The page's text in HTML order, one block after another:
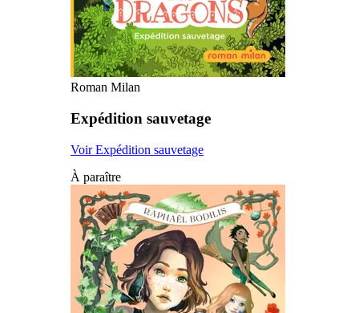
Roman Milan
Expédition sauvetage
Voir Expédition sauvetage
À paraître